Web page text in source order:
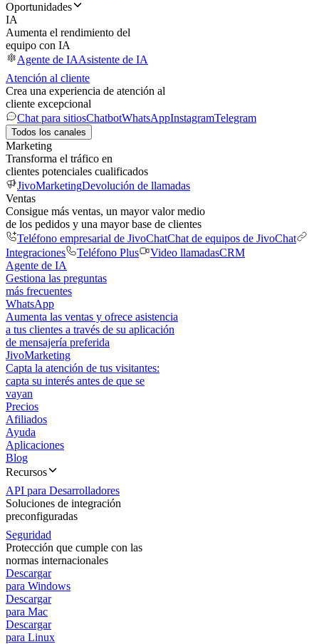
Oportunidades
IA
Aumenta el rendimiento del
equipo con IA
Agente de IAAsistente de IA
Atención al cliente
Crea una experiencia de atención al
cliente excepcional
Chat para sitiosChatbotWhatsAppInstagramTelegram
Todos los canales
Marketing
Transforma el tráfico en
clientes potenciales cualificados
JivoMarketingDevolución de llamadas
Ventas
Consigue más ventas, un mayor valor medio
de los pedidos y una mayor base de clientes
Teléfono empresarial de JivoChatChat de equipos de JivoChat
Integraciones
Teléfono Plus Video llamadasCRM
Agente de IA
Gestiona las preguntas
más frecuentes
WhatsApp
Aumenta las ventas y ofrece asistencia
a tus clientes a través de su aplicación
de mensajería preferida
JivoMarketing
Capta la atención de tus visitantes:
capta su interés antes de que se
vayan
Precios
Afiliados
Ayuda
Aplicaciones
Blog
Recursos
API para Desarrolladores
Soluciones de integración
preconfiguradas
Seguridad
Protección que cumple con las
normas internacionales
Descargar
para Windows
Descargar
para Mac
Descargar
para Linux